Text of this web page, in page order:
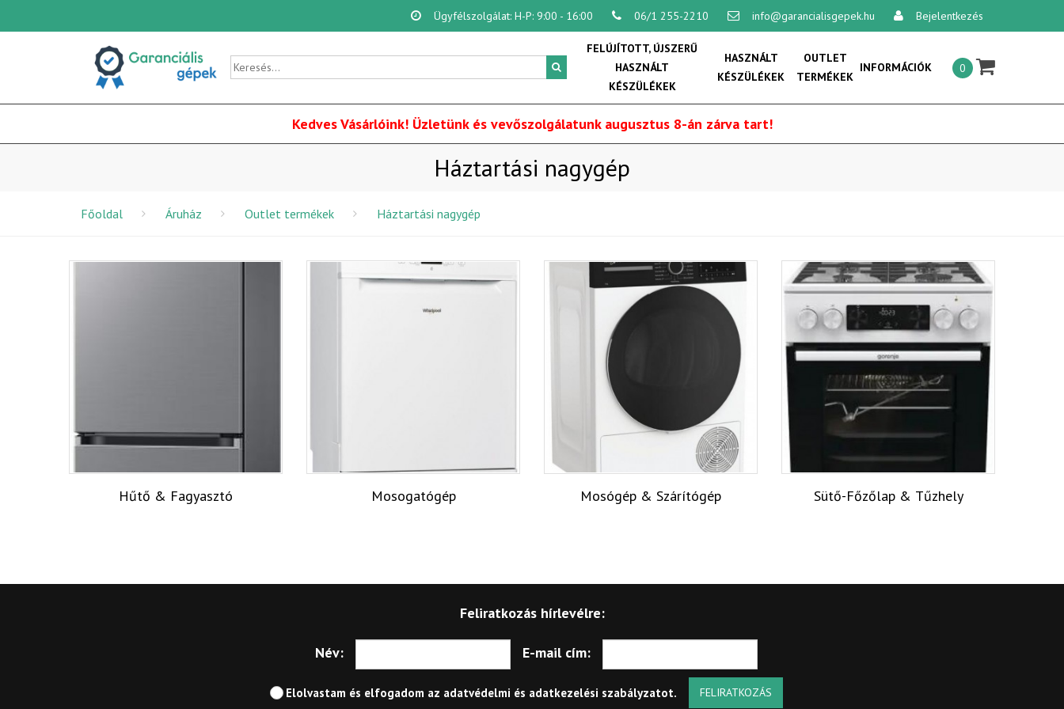
Ügyfélszolgálat: H-P: 9:00 - 16:00 06/1 255-2210 info@garancialisgepek.hu Bejelentkezés
×
0
FELÚJÍTOTT, ÚJSZERŰ
HASZNÁLT
KÉSZÜLÉKEK
HASZNÁLT
KÉSZÜLÉKEK
OUTLET
TERMÉKEK
INFORMÁCIÓK
Általános szerződési feltételek:
Vásárlási feltételek
Online vitarendezési platform
Kapcsolat
Kedves Vásárlóink! Üzletünk és vevőszolgálatunk augusztus 8-án zárva tart!
Háztartási nagygép
Főoldal Áruház Outlet termékek Háztartási nagygép
Hűtő & Fagyasztó Mosogatógép Mosógép & Szárítógép Sütő-Főzőlap & Tűzhely
Feliratkozás hírlevélre:
Név: E-mail cím:
Elolvastam és elfogadom az adatvédelmi és adatkezelési szabályzatot. FELIRATKOZÁS